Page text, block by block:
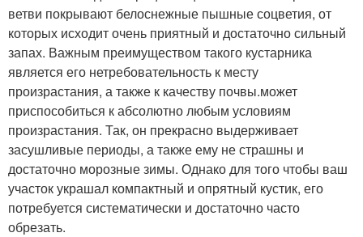
ветви покрывают белоснежные пышные соцветия, от
которых исходит очень приятный и достаточно сильный
запах. Важным преимуществом такого кустарника
является его нетребовательность к месту
произрастания, а также к качеству почвы.может
приспособиться к абсолютно любым условиям
произрастания. Так, он прекрасно выдерживает
засушливые периоды, а также ему не страшны и
достаточно морозные зимы. Однако для того чтобы ваш
участок украшал компактный и опрятный кустик, его
потребуется систематически и достаточно часто
обрезать.